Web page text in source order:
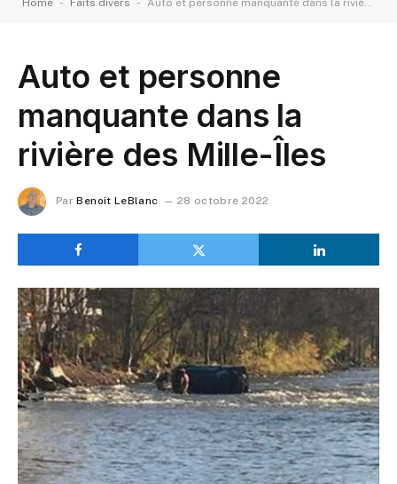
Home Faits divers Auto et personne manquante dans la rivière des Mille-Îles
Auto et personne
manquante dans la
rivière des Mille-Îles
Par Benoit LeBlanc 28 octobre 2022